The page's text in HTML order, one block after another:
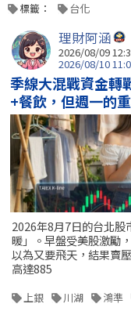
標籤： 台化
理財阿涵
2026/08/09
2026/08/10
季線大混戰資金轉
+餐飲，但週一的
2026年8月7日的台北股
暖」。早盤受美股激勵
以為又要飛天，結果賣
高達885
上銀 川湖 鴻準